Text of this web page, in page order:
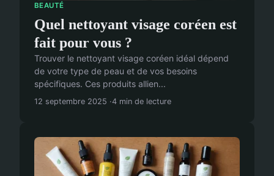
BEAUTÉ
Quel nettoyant visage coréen est
fait pour vous ?
Trouver le nettoyant visage coréen idéal dépend
de votre type de peau et de vos besoins
spécifiques. Ces produits allien...
12 septembre 2025 4 min de lecture